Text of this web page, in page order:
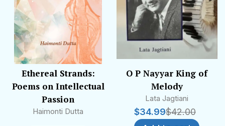
Ethereal Strands:
Poems on Intellectual
Passion
Haimonti Dutta
O P Nayyar King of
Melody
Lata Jagtiani
$42.00
$34.99